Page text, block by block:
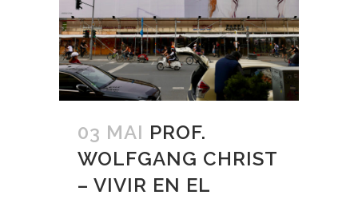
03 MAI PROF.
WOLFGANG CHRIST
– VIVIR EN EL